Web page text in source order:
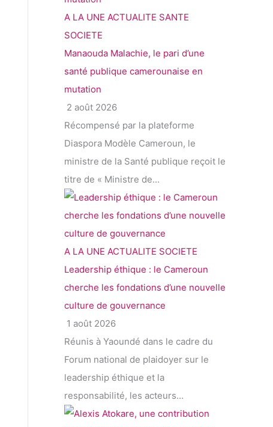
A LA UNE ACTUALITE SANTE
SOCIETE
Manaouda Malachie, le pari d’une
santé publique camerounaise en
mutation
2 août 2026
Récompensé par la plateforme
Diaspora Modèle Cameroun, le
ministre de la Santé publique reçoit le
titre de « Ministre de...
A LA UNE ACTUALITE SOCIETE
Leadership éthique : le Cameroun
cherche les fondations d’une nouvelle
culture de gouvernance
1 août 2026
Réunis à Yaoundé dans le cadre du
Forum national de plaidoyer sur le
leadership éthique et la
responsabilité, les acteurs...